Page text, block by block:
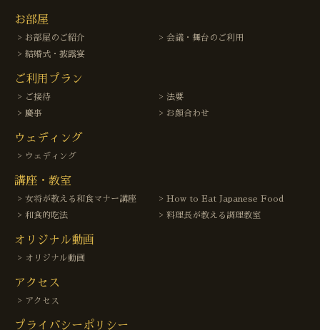
お部屋
お部屋のご紹介
会議・舞台のご利用
結婚式・披露宴
ご利用プラン
ご接待
法要
慶事
お顔合わせ
ウェディング
ウェディング
講座・教室
女将が教える和食マナー講座
How to Eat Japanese Food
和食的吃法
料理長が教える調理教室
オリジナル動画
オリジナル動画
アクセス
アクセス
プライバシーポリシー